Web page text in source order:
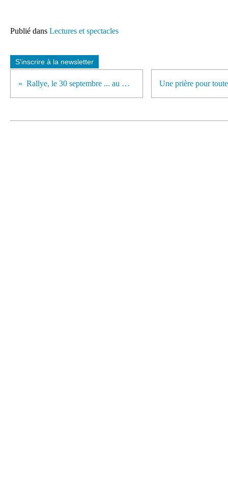
Publié dans Lectures et spectacles
S'inscrire à la newsletter
Rallye, le 30 septembre ... au CARMEL.